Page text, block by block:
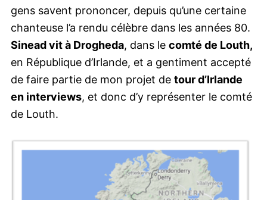
gens savent prononcer, depuis qu’une certaine
chanteuse l’a rendu célèbre dans les années 80.
Sinead vit à Drogheda, dans le comté de Louth,
en République d’Irlande, et a gentiment accepté
de faire partie de mon projet de tour d’Irlande
en interviews, et donc d’y représenter le comté
de Louth.